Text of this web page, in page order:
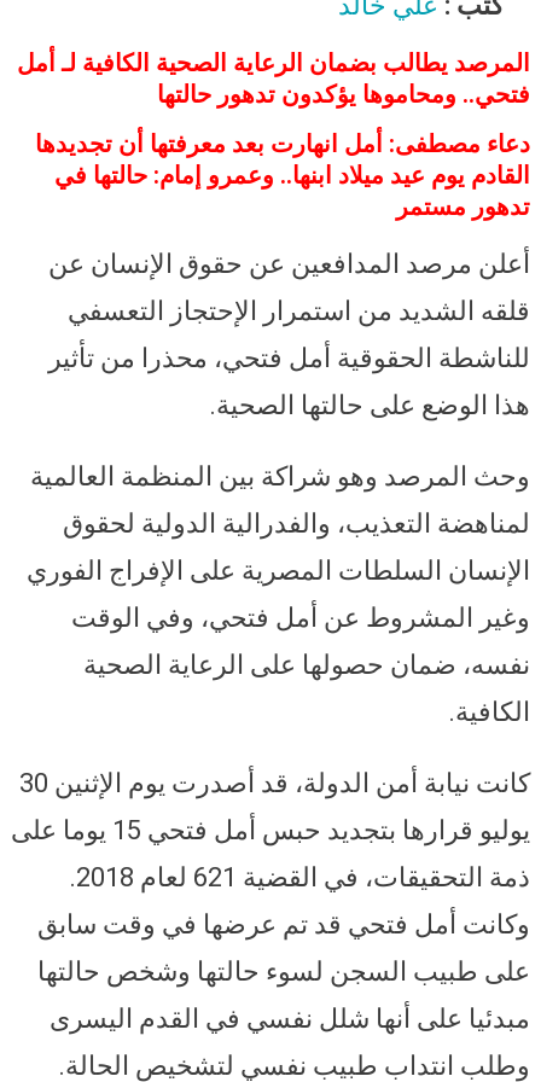
المرصد يطالب بضمان الرعاية الصحية الكافية لـ أمل
فتحي.. ومحاموها يؤكدون تدهور حالتها
دعاء مصطفى: أمل انهارت بعد معرفتها أن تجديدها
القادم يوم عيد ميلاد ابنها.. وعمرو إمام: حالتها في
تدهور مستمر
أعلن مرصد المدافعين عن حقوق الإنسان عن
قلقه الشديد من استمرار الإحتجاز التعسفي
للناشطة الحقوقية أمل فتحي، محذرا من تأثير
هذا الوضع على حالتها الصحية.
وحث المرصد وهو شراكة بين المنظمة العالمية
لمناهضة التعذيب، والفدرالية الدولية لحقوق
الإنسان السلطات المصرية على الإفراج الفوري
وغير المشروط عن أمل فتحي، وفي الوقت
نفسه، ضمان حصولها على الرعاية الصحية
الكافية.
كانت نيابة أمن الدولة، قد أصدرت يوم الإثنين 30
يوليو قرارها بتجديد حبس أمل فتحي 15 يوما على
ذمة التحقيقات، في القضية 621 لعام 2018.
وكانت أمل فتحي قد تم عرضها في وقت سابق
على طبيب السجن لسوء حالتها وشخص حالتها
مبدئيا على أنها شلل نفسي في القدم اليسرى
وطلب انتداب طبيب نفسي لتشخيص الحالة.